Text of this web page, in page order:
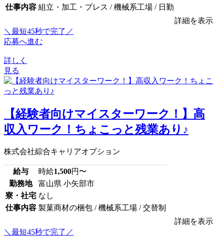
仕事内容 組立・加工・プレス / 機械系工場 / 日勤
詳細を表示
＼最短45秒で完了／
応募へ進む
詳しく
見る
【経験者向けマイスターワーク！】高
収入ワーク！ちょこっと残業あり♪
株式会社綜合キャリアオプション
給与 時給1,500円〜
勤務地
富山県 小矢部市
寮・社宅 なし
仕事内容 製菓商材の梱包 / 機械系工場 / 交替制
詳細を表示
＼最短45秒で完了／